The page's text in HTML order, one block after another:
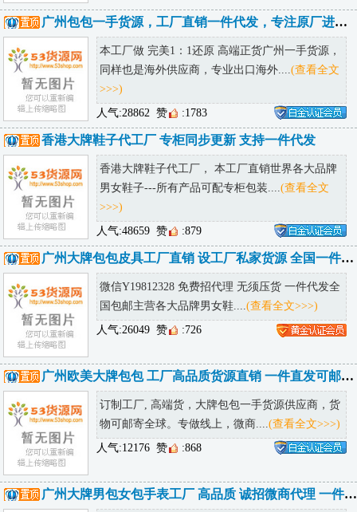
本工厂做 完美1：1还原 高端正货广州一手货源，
同样也是海外供应商，专业出口海外.... (查看全文
>>>)
人气:28862 赞 :1783
香港大牌鞋子代工厂 专柜同步更新 支持一件代发
香港大牌鞋子代工厂， 本工厂直销世界各大品牌
男女鞋子---所有产品可配专柜包装.... (查看全文
>>>)
人气:48659 赞 :879
微信Y19812328 免费招代理 无须压货 一件代发全
国包邮主营各大品牌男女鞋.... (查看全文>>>)
人气:26049 赞 :726
订制工厂, 高端货，大牌包包一手货源供应商，货
物可邮寄全球。专做线上，微商.... (查看全文>>>)
人气:12176 赞 :868